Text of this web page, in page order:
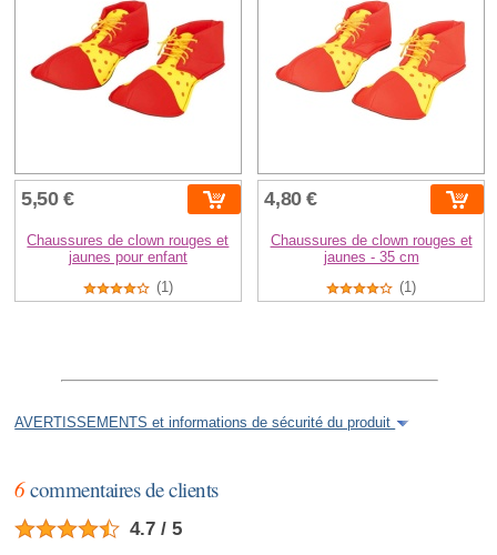
5,50 €
Chaussures de clown rouges et
jaunes pour enfant
(1)
4,80 €
Chaussures de clown rouges et
jaunes - 35 cm
(1)
AVERTISSEMENTS et informations de sécurité du produit
6commentaires de clients
4.7 / 5